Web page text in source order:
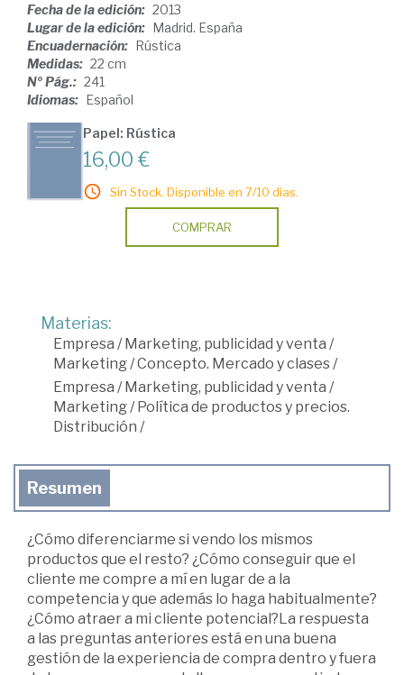
Fecha de la edición: 2013
Lugar de la edición: Madrid. España
Encuadernación: Rústica
Medidas: 22 cm
Nº Pág.: 241
Idiomas: Español
Papel: Rústica
16,00 €
Sin Stock. Disponible en 7/10 días.
COMPRAR
Materias:
Empresa /Marketing, publicidad y venta /
Marketing /Concepto. Mercado y clases /
Empresa /Marketing, publicidad y venta /
Marketing /Política de productos y precios.
Distribución /
Resumen
¿Cómo diferenciarme si vendo los mismos
productos que el resto? ¿Cómo conseguir que el
cliente me compre a mí en lugar de a la
competencia y que además lo haga habi­tualmente?
¿Cómo atraer a mi cliente potencial?La respuesta
a las preguntas anteriores está en una buena
gestión de la experiencia de compra dentro y fuera